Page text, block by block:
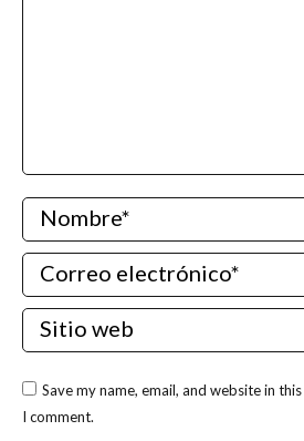
Nombre *
Correo electrónico *
Sitio web
Save my name, email, and website in
I comment.